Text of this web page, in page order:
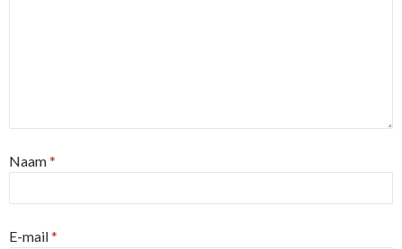
Naam*
E-mail*